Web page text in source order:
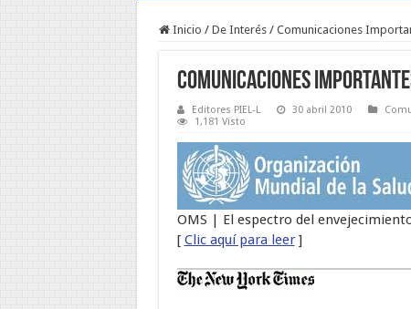
Inicio / De Interés / Comunicaciones
Comunicaciones
Editores PIEL-L 30 abril 2010
1,181 Visto
OMS | El espectro del
[ Clic aquí para leer]